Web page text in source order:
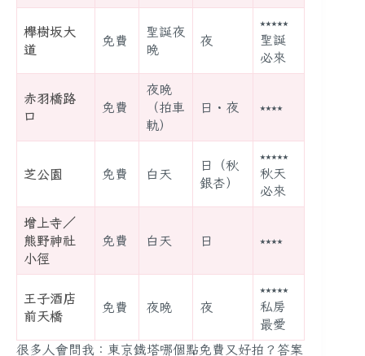
櫸樹坂大
道
免費
聖誕夜
晚
夜
⭑⭑⭑⭑⭑
聖誕
必來
赤羽橋路
口
免費
夜晚
（拍車
軌）
日・夜 ⭑⭑⭑⭑
芝公園 免費 白天
日（秋
銀杏）
⭑⭑⭑⭑⭑
秋天
必來
增上寺／
熊野神社
小徑
免費 白天 日 ⭑⭑⭑⭑
王子酒店
前天橋
免費 夜晚 夜
⭑⭑⭑⭑⭑
私房
最愛
很多人會問我：東京鐵塔哪個點免費又好拍？答案